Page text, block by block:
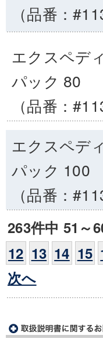
（品番：
エクスペデ
パック 80
（品番：
エクスペデ
パック 100
（品番：
263件中 51～
12 13 14 15
次へ